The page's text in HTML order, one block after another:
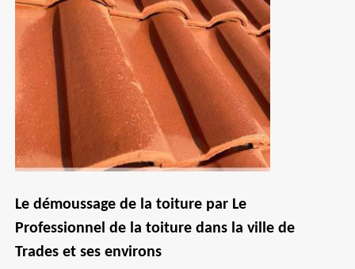
Le démoussage de la toiture par Le
Professionnel de la toiture dans la ville de
Trades et ses environs